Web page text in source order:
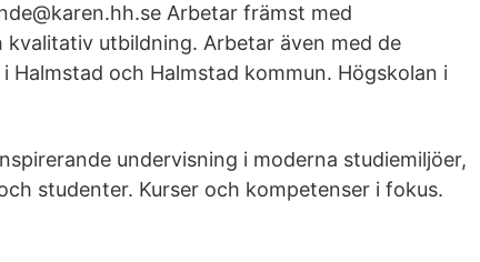
Arbetar främst med
utbildning. Arbetar även med de
Halmstad och Halmstad kommun. Högskolan i
undervisning i moderna studiemiljöer,
studenter. Kurser och kompetenser i fokus.